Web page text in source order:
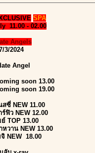
SPA
11.00 - 02.00
Angels
3/2024
Angel
soon 13.00
soon 19.00
สซี่ NEW 11.00
ฟิว NEW 12.00
ย์ TOP 13.00
หวาน NEW 13.00
NEW 18.00